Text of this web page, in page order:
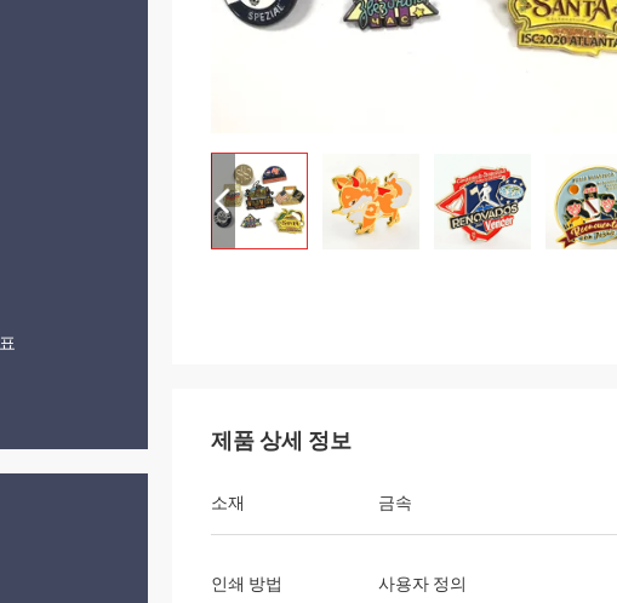
제품 상세 정보
소재 금속
인쇄 방법 사용자 정의